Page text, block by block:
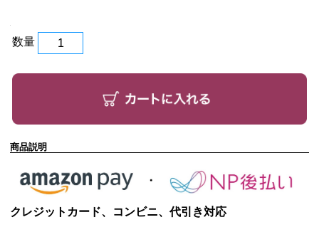
数量
商品説明
クレジットカード、コンビニ、代引き対応